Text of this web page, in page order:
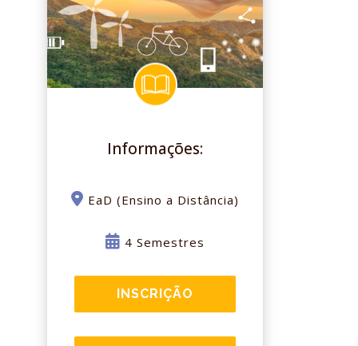
Informações:
EaD (Ensino a Distância)
4 Semestres
INSCRIÇÃO